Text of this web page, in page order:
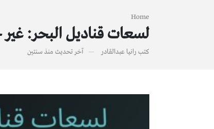
Home
لسعات قناديل البحر:
كتب رانيا عبدالقادر آخر تحديث منذ سنتين